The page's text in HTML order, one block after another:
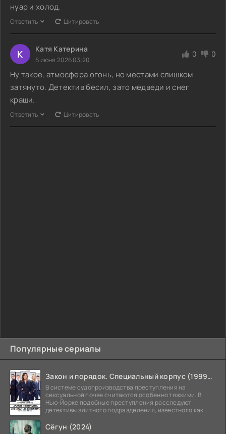
Популярные сериалы
Закон и порядок. Специальный корпус (1999-2026)
В системе судопроизводства преступления на
сексуальной почве считаются особенно тяжкими. В
Нью-Йорке подобные преступления расследуют
детективы элитного подразделения, известного как
Сёгун (2024)
нуар и холод.
Ответить Цитировать
К Катя Катерина
6 июня 2026 03:20
0 0
Ну такое, атмосфера огонь, но местами слишком
затянуто. Детектив бесил, зато медведи и снег
краши.
Ответить Цитировать